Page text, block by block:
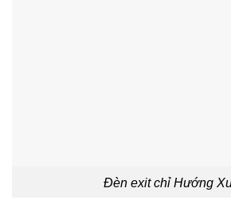
Đèn exit chỉ Hướng